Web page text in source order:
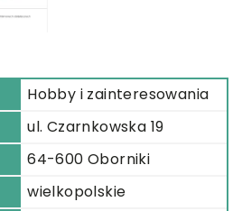
Hobby i zainteresowania
ul. Czarnkowska 19
64-600 Oborniki
wielkopolskie